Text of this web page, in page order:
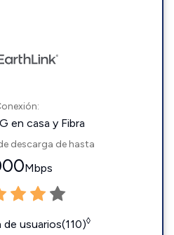
en casa y Fibra
descarga de hasta
Mbps
usuarios(110)◊